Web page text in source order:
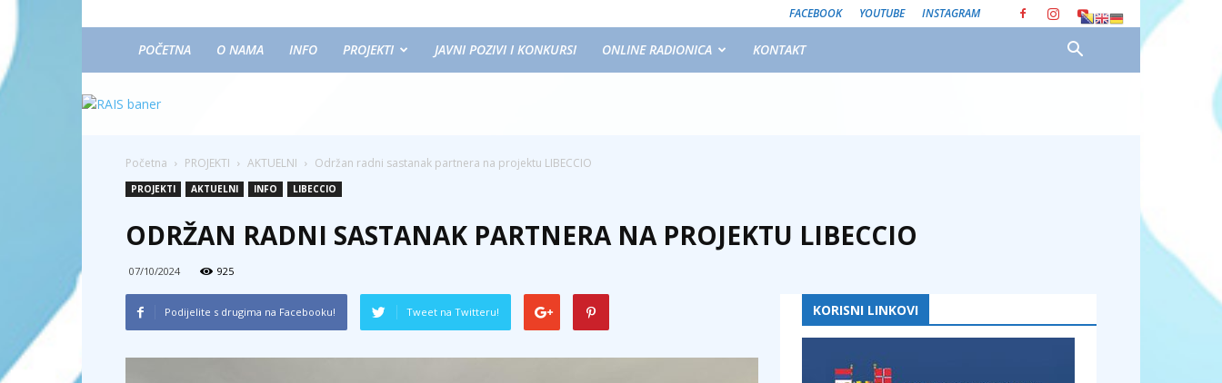
FACEBOOK YOUTUBE INSTAGRAM
POČETNA O NAMA INFO PROJEKTI JAVNI POZIVI I KONKURSI ONLINE RADIONICA KONTAKT
Početna PROJEKTI AKTUELNI Održan radni sastanak partnera na projektu LIBECCIO
PROJEKTI AKTUELNI INFO LIBECCIO
ODRŽAN RADNI SASTANAK PARTNERA NA PROJEKTU LIBECCIO
07/10/2024 925
Podijelite s drugima na Facebooku! Tweet na Twitteru! KORISNI LINKOVI